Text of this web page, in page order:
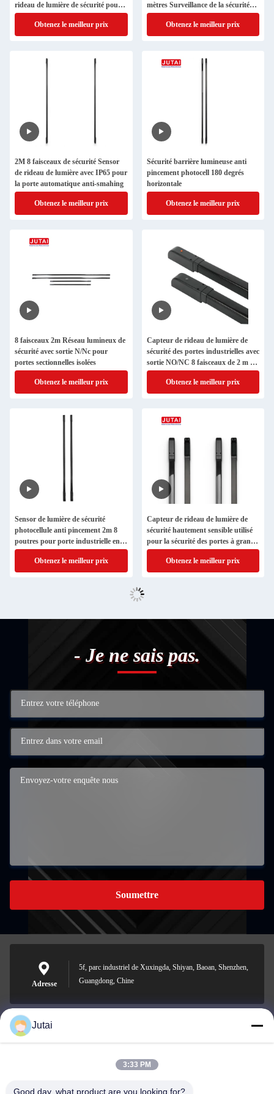
rideau de lumière de sécurité pour
la grande porte industrielle
Obtenez le meilleur prix
mètres Surveillance de la sécurité
résidentielle
Obtenez le meilleur prix
2M 8 faisceaux de sécurité Sensor
de rideau de lumière avec IP65 pour
la porte automatique anti-smahing
Obtenez le meilleur prix
Sécurité barrière lumineuse anti
pincement photocell 180 degrés
horizontale
Obtenez le meilleur prix
8 faisceaux 2m Réseau lumineux de
sécurité avec sortie N/Nc pour
portes sectionnelles isolées
Obtenez le meilleur prix
Capteur de rideau de lumière de
sécurité des portes industrielles avec
sortie NO/NC 8 faisceaux de 2 m de
long
Obtenez le meilleur prix
Sensor de lumière de sécurité
photocellule anti pincement 2m 8
poutres pour porte industrielle en
PVC à grande vitesse
Obtenez le meilleur prix
Capteur de rideau de lumière de
sécurité hautement sensible utilisé
pour la sécurité des portes à grande
vitesse
Obtenez le meilleur prix
- Je ne sais pas.
Soumettre
Adresse
5f, parc industriel de Xuxingda, Shiyan, Baoan, Shenzhen,
Guangdong, Chine
jutaisales18@gmail.com
Jutai
3:33 PM
Good day, what product are you looking for?